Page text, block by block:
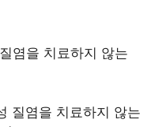
염을 치료하지 않는